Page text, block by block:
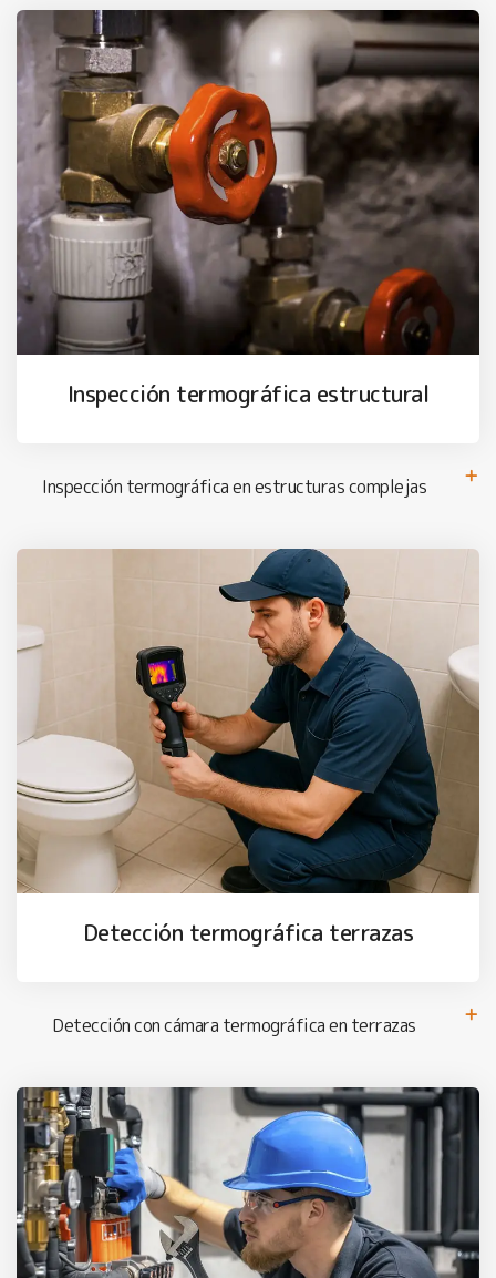
Inspección termográfica estructural
Inspección termográfica en estructuras complejas
Detección termográfica terrazas
Detección con cámara termográfica en terrazas